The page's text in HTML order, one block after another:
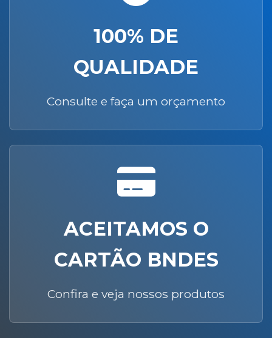
100% DE
QUALIDADE
Consulte e faça um orçamento
ACEITAMOS O
CARTÃO BNDES
Confira e veja nossos produtos